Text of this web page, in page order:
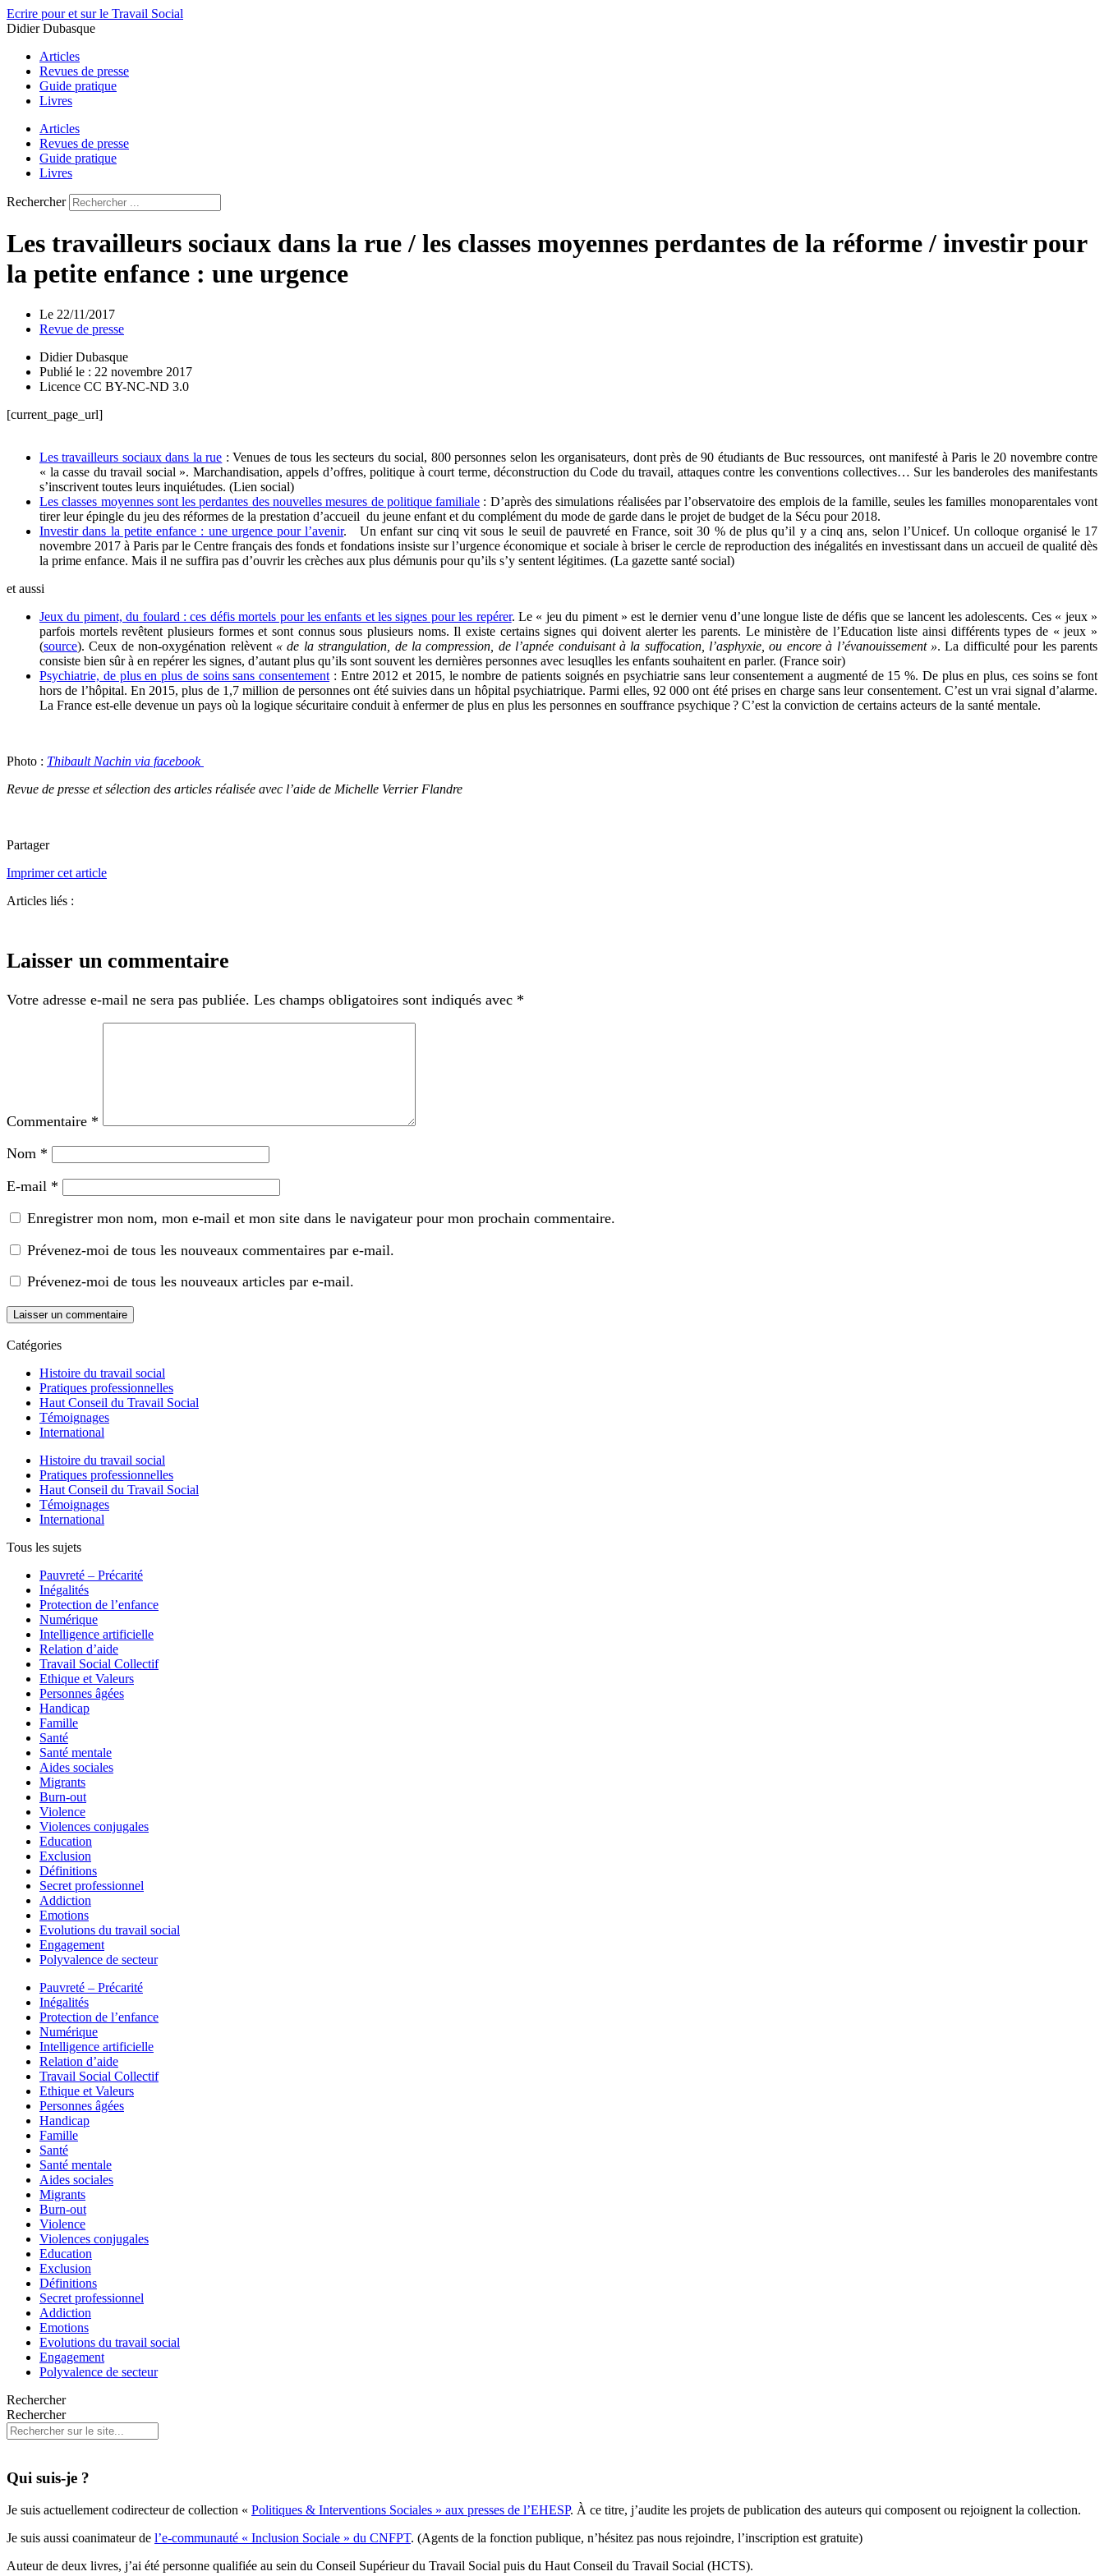
Aller
au
Ecrire pour et sur le Travail Social
Didier Dubasque
Articles
Revues de presse
Guide pratique
Livres
Articles
Revues de presse
Guide pratique
Livres
Rechercher
Les travailleurs sociaux dans la rue / les classes moyennes perdantes de la réforme / investir pour
la petite enfance : une urgence
Le 22/11/2017
Revue de presse
Didier Dubasque
Publié le : 22 novembre 2017
Licence CC BY-NC-ND 3.0
[current_page_url]
Les travailleurs sociaux dans la rue : Venues de tous les secteurs du social, 800 personnes selon les organisateurs, dont près de 90 étudiants de Buc ressources, ont manifesté à Paris le 20 novembre contre
« la casse du travail social ». Marchandisation, appels d’offres, politique à court terme, déconstruction du Code du travail, attaques contre les conventions collectives… Sur les banderoles des manifestants
s’inscrivent toutes leurs inquiétudes. (Lien social)
Les classes moyennes sont les perdantes des nouvelles mesures de politique familiale : D’après des simulations réalisées par l’observatoire des emplois de la famille, seules les familles monoparentales vont
tirer leur épingle du jeu des réformes de la prestation d’accueil du jeune enfant et du complément du mode de garde dans le projet de budget de la Sécu pour 2018.
Investir dans la petite enfance : une urgence pour l’avenir. Un enfant sur cinq vit sous le seuil de pauvreté en France, soit 30 % de plus qu’il y a cinq ans, selon l’Unicef. Un colloque organisé le 17
novembre 2017 à Paris par le Centre français des fonds et fondations insiste sur l’urgence économique et sociale à briser le cercle de reproduction des inégalités en investissant dans un accueil de qualité dès
la prime enfance. Mais il ne suffira pas d’ouvrir les crèches aux plus démunis pour qu’ils s’y sentent légitimes. (La gazette santé social)
et aussi
Jeux du piment, du foulard : ces défis mortels pour les enfants et les signes pour les repérer. Le « jeu du piment » est le dernier venu d’une longue liste de défis que se lancent les adolescents. Ces « jeux »
parfois mortels revêtent plusieurs formes et sont connus sous plusieurs noms. Il existe certains signes qui doivent alerter les parents. Le ministère de l’Education liste ainsi différents types de « jeux »
(source). Ceux de non-oxygénation relèvent « de la strangulation, de la compression, de l’apnée conduisant à la suffocation, l’asphyxie, ou encore à l’évanouissement ». La difficulté pour les parents
consiste bien sûr à en repérer les signes, d’autant plus qu’ils sont souvent les dernières personnes avec lesuqlles les enfants souhaitent en parler. (France soir)
Psychiatrie, de plus en plus de soins sans consentement : Entre 2012 et 2015, le nombre de patients soignés en psychiatrie sans leur consentement a augmenté de 15 %. De plus en plus, ces soins se font
hors de l’hôpital. En 2015, plus de 1,7 million de personnes ont été suivies dans un hôpital psychiatrique. Parmi elles, 92 000 ont été prises en charge sans leur consentement. C’est un vrai signal d’alarme.
La France est-elle devenue un pays où la logique sécuritaire conduit à enfermer de plus en plus les personnes en souffrance psychique ? C’est la conviction de certains acteurs de la santé mentale.
Photo : Thibault Nachin via facebook
Revue de presse et sélection des articles réalisée avec l’aide de Michelle Verrier Flandre
Partager
Imprimer cet article
Articles liés :
Laisser un commentaire
Votre adresse e-mail ne sera pas publiée. Les champs obligatoires sont indiqués avec *
Commentaire *
Nom *
E-mail *
Enregistrer mon nom, mon e-mail et mon site dans le navigateur pour mon prochain commentaire.
Prévenez-moi de tous les nouveaux commentaires par e-mail.
Prévenez-moi de tous les nouveaux articles par e-mail.
Catégories
Histoire du travail social
Pratiques professionnelles
Haut Conseil du Travail Social
Témoignages
International
Histoire du travail social
Pratiques professionnelles
Haut Conseil du Travail Social
Témoignages
International
Tous les sujets
Pauvreté – Précarité
Inégalités
Protection de l’enfance
Numérique
Intelligence artificielle
Relation d’aide
Travail Social Collectif
Ethique et Valeurs
Personnes âgées
Handicap
Famille
Santé
Santé mentale
Aides sociales
Migrants
Burn-out
Violence
Violences conjugales
Education
Exclusion
Définitions
Secret professionnel
Addiction
Emotions
Evolutions du travail social
Engagement
Polyvalence de secteur
Pauvreté – Précarité
Inégalités
Protection de l’enfance
Numérique
Intelligence artificielle
Relation d’aide
Travail Social Collectif
Ethique et Valeurs
Personnes âgées
Handicap
Famille
Santé
Santé mentale
Aides sociales
Migrants
Burn-out
Violence
Violences conjugales
Education
Exclusion
Définitions
Secret professionnel
Addiction
Emotions
Evolutions du travail social
Engagement
Polyvalence de secteur
Rechercher
Rechercher
Qui suis-je ?
Je suis actuellement codirecteur de collection « Politiques & Interventions Sociales » aux presses de l’EHESP. À ce titre, j’audite les projets de publication des auteurs qui composent ou rejoignent la collection.
Je suis aussi coanimateur de l’e-communauté « Inclusion Sociale » du CNFPT. (Agents de la fonction publique, n’hésitez pas nous rejoindre, l’inscription est gratuite)
Auteur de deux livres, j’ai été personne qualifiée au sein du Conseil Supérieur du Travail Social puis du Haut Conseil du Travail Social (HCTS).